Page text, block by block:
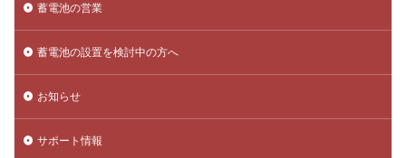
蓄電池の営業
蓄電池の設置を検討中の方へ
お知らせ
サポート情報